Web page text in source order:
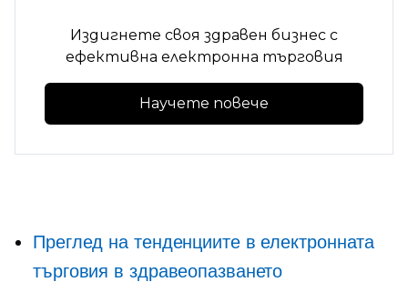
Издигнете своя здравен бизнес с
ефективна електронна търговия
Научете повече
Преглед на тенденциите в електронната
търговия в здравеопазването